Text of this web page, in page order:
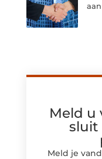
aan
Meld u
sluit
Meld je